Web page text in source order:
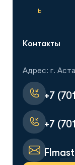
ь
Контакты
Адрес: г.
+7
+7